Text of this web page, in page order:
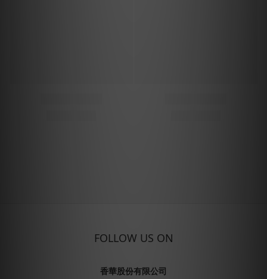
FOLLOW US ON
香華股份有限公司